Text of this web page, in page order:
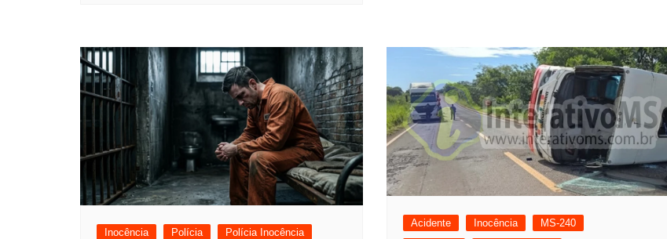
Inocência Polícia
Polícia Inocência
Acidente Inocência
MS-240